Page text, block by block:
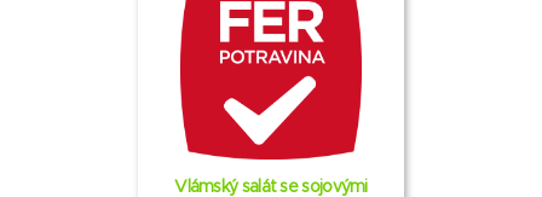
Vlámský salát se sojovými